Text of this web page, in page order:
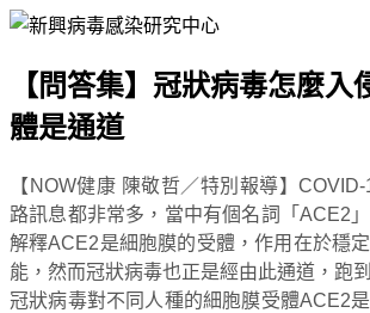
【問答集】冠狀病毒怎麼入
體是通道
【NOW健康 陳敬哲／特別報導】
路訊息都非常多，當中有個名詞「ACE2
解釋ACE2是細胞膜的受體，作用在於穩
能，然而冠狀病毒也正是經由此通道，跑
冠狀病毒對不同人種的細胞膜受體ACE2